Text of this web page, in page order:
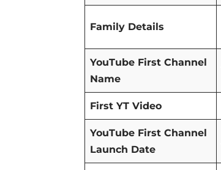
Family Details
YouTube First Channel
Name
First YT Video
YouTube First Channel
Launch Date